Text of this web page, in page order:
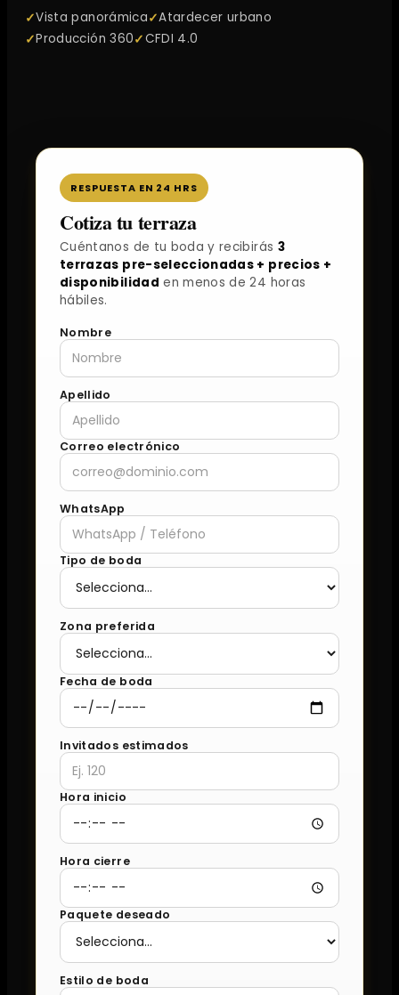
Vista panorámica
Atardecer urbano
Producción 360
CFDI 4.0
RESPUESTA EN 24 HRS
Cotiza tu terraza
Cuéntanos de tu boda y recibirás 3
terrazas pre-seleccionadas + precios +
disponibilidad en menos de 24 horas
hábiles.
Nombre
Apellido
Correo electrónico
WhatsApp
Tipo de boda
Zona preferida
Fecha de boda
Invitados estimados
Hora inicio
Hora cierre
Paquete deseado
Estilo de boda